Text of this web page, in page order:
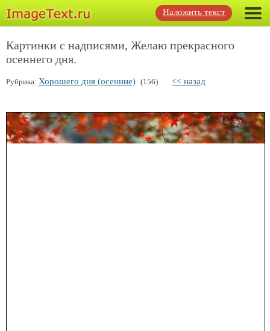
Наложить текст
Картинки с надписями, Желаю прекрасного
осеннего дня.
Рубрика: Хорошего дня (осенние) (156) << назад